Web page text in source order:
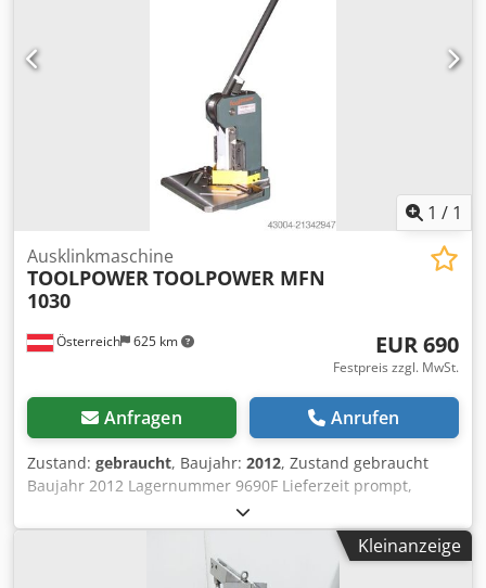
1 / 1
Österreich 625 km
Ausklinkmaschine
TOOLPOWERTOOLPOWER MFN
1030
EUR 690
Festpreis zzgl. MwSt.
Anfragen Anrufen
Zustand: gebraucht, Baujahr: 2012, Zustand gebraucht
Baujahr 2012 Lagernummer 9690F Lieferzeit prompt,
Zwischenverkauf v Ursprungsland China Preis 690 €
Lagernd 1 Crodpfoynm Ddex Akbjf Messerlänge 100 mm
Blechstärke (420 N/mm²) 3 mm Winkel 90 ° Gewicht 90 kg
Beidseitig verstellbare Anschläge Fingerschutz
Kleinanzeige